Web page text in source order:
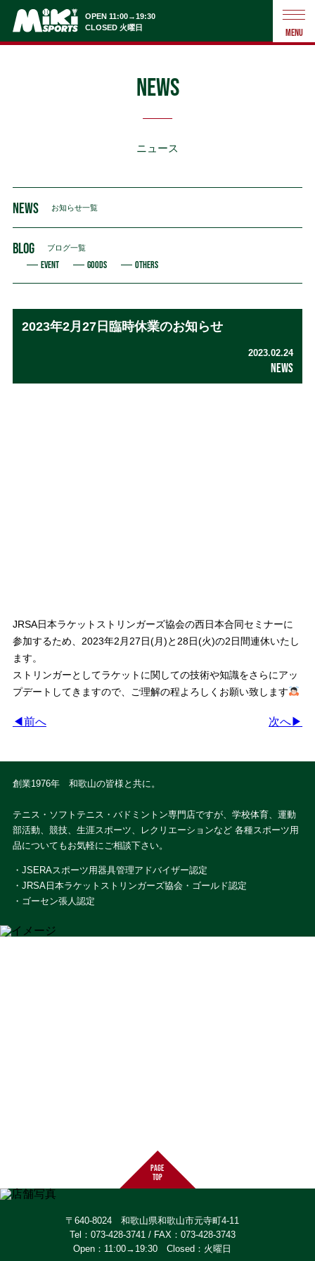
MENU
OPEN 11:00→19:30
CLOSED 火曜日
NEWS
ニュース
2023年2月27日臨時休業のお知らせ
2023.02.24
NEWS
JRSA日本ラケットストリンガーズ協会の西日本合同セミナーに
参加するため、2023年2月27日(月)と28日(火)の2日間連休いたし
ます。
ストリンガーとしてラケットに関しての技術や知識をさらにアッ
プデートしてきますので、ご理解の程よろしくお願い致します
◀前へ 次へ▶
NEWS お知らせ一覧
BLOG ブログ一覧
EVENT GOODS OTHERS
創業1976年 和歌山の皆様と共に。
テニス・ソフトテニス・バドミントン専門店ですが、学校体育、運動
部活動、競技、生涯スポーツ、レクリエーションなど 各種スポーツ用
品についてもお気軽にご相談下さい。
・JSERAスポーツ用器具管理アドバイザー認定
・JRSA日本ラケットストリンガーズ協会・ゴールド認定
・ゴーセン張人認定
page
top
〒640-8024 和歌山県和歌山市元寺町4-11
Tel：073-428-3741 / FAX：073-428-3743
Open：11:00→19:30 Closed：火曜日